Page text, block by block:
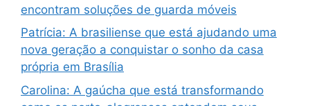
encontram soluções de guarda móveis
Patrícia: A brasiliense que está ajudando uma
nova geração a conquistar o sonho da casa
própria em Brasília
Carolina: A gaúcha que está transformando